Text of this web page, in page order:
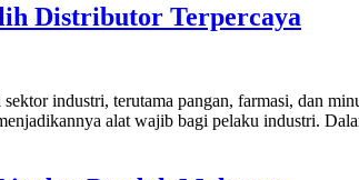
Distributor Terpercaya
industri, terutama pangan, farmasi, dan
alat wajib bagi pelaku industri.